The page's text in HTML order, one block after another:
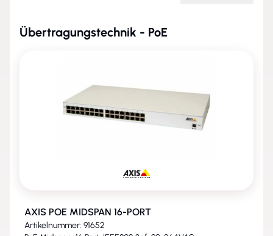
Übertragungstechnik - PoE
AXIS POE MIDSPAN 16-PORT
Artikelnummer: 91652